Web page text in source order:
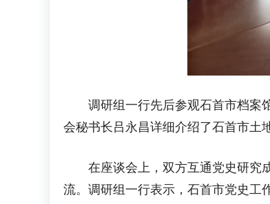
调研组一行先后参观石首市档案馆
会秘书长吕永昌详细介绍了石首市土
在座谈会上，双方互通党史研究成
流。调研组一行表示，石首市党史工